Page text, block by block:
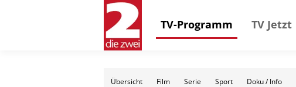
TV-Programm TV Jetzt
Übersicht Film Serie Sport Doku / Info